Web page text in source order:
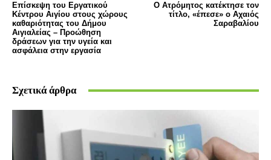
Επίσκεψη του Εργατικού
Κέντρου Αιγίου στους χώρους
καθαριότητας του Δήμου
Αιγιαλείας – Προώθηση
δράσεων για την υγεία και
ασφάλεια στην εργασία
Ο Ατρόμητος κατέκτησε τον
τίτλο, «έπεσε» ο Αχαιός
Σαραβαλίου
Σχετικά άρθρα